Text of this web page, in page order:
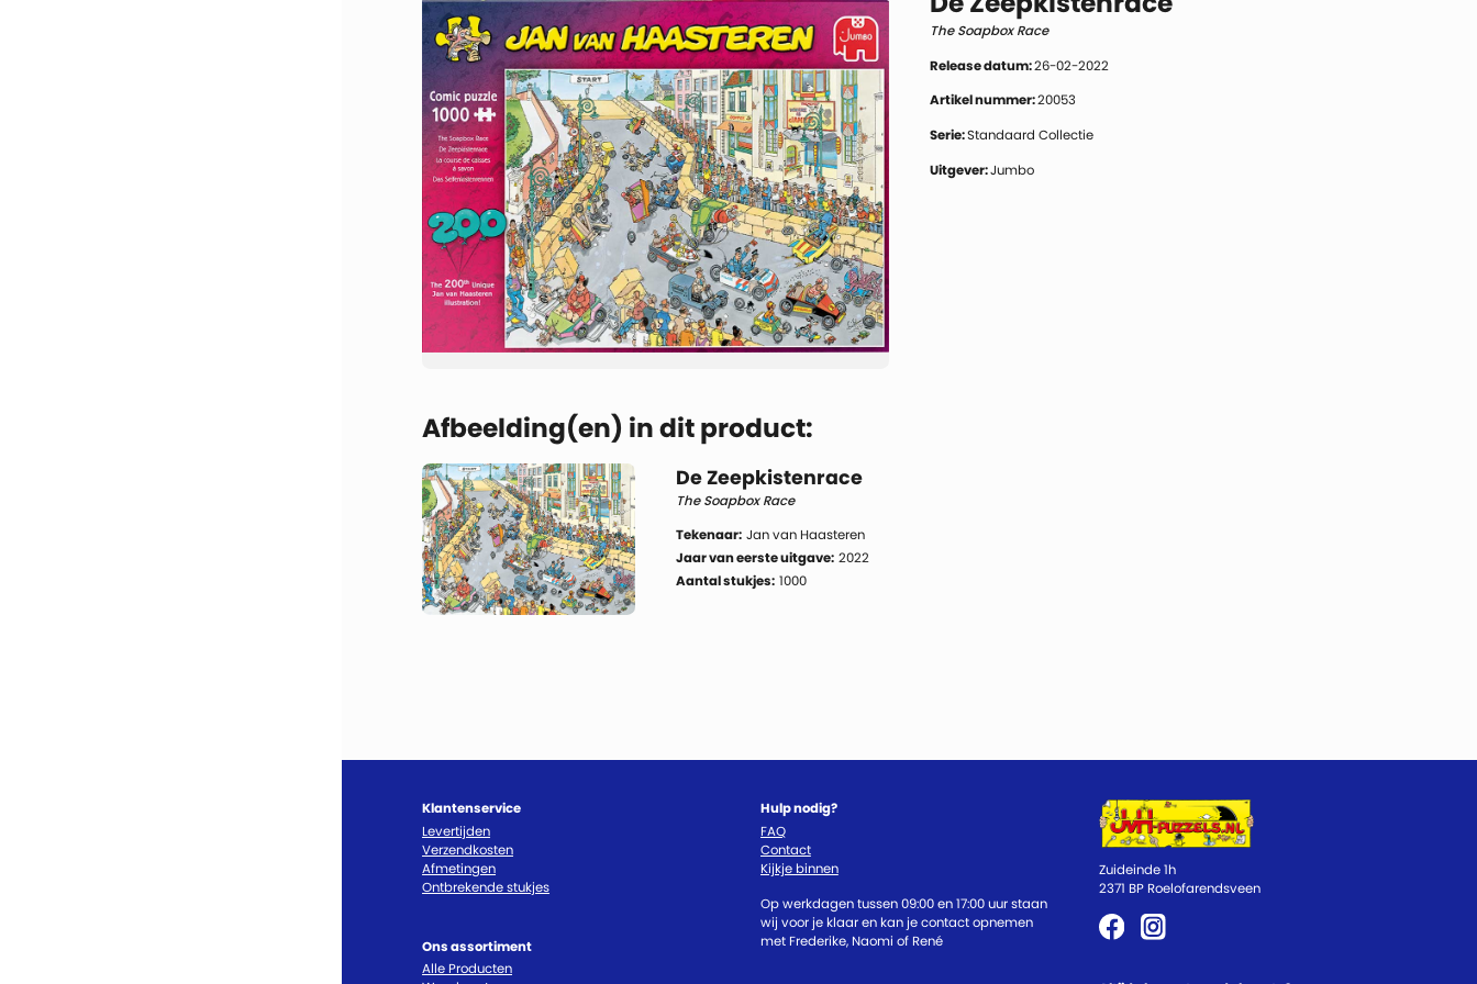
The Soapbox Race
Release datum:26-02-2022
Artikel nummer:20053
Serie:Standaard Collectie
Uitgever:Jumbo
Afbeelding(en) in dit product:
De Zeepkistenrace
The Soapbox Race
Tekenaar: Jan van Haasteren
Jaar van eerste uitgave: 2022
Aantal stukjes: 1000
Klantenservice
Levertijden
Verzendkosten
Afmetingen
Ontbrekende stukjes
Ons assortiment
Alle Producten
Hulp nodig?
FAQ
Contact
Kijkje binnen
Op werkdagen tussen 09:00 en 17:00 uur staan
wij voor je klaar en kan je contact opnemen
met Frederike, Naomi of René
Zuideinde 1h
2371 BP Roelofarendsveen